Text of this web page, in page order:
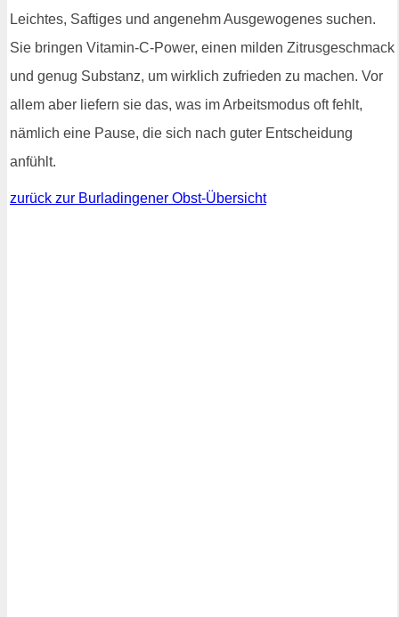
Leichtes, Saftiges und angenehm Ausgewogenes suchen.
Sie bringen Vitamin-C-Power, einen milden Zitrusgeschmack
und genug Substanz, um wirklich zufrieden zu machen. Vor
allem aber liefern sie das, was im Arbeitsmodus oft fehlt,
nämlich eine Pause, die sich nach guter Entscheidung
anfühlt.
zurück zur Burladingener Obst-Übersicht